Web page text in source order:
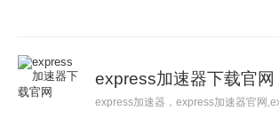
express加速器下载官网
express加速器，express加速器官网